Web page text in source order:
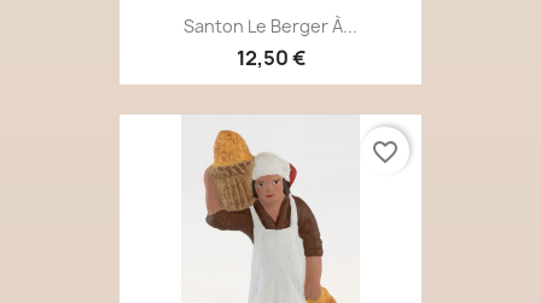
Santon Le Berger À...
12,50 €
favorite_border